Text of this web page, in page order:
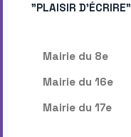
"PLAISIR D'ÉCRIRE"
Mairie du 8e
Mairie du 16e
Mairie du 17e